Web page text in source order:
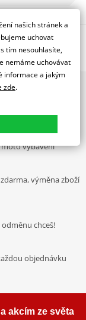
kroužkem.
kromě typu MVXZ).
650, KTM 690
a závody
prakticky pro
Má QX
i náhradní
vybavení
výměna zboží
odměnu chceš!
objednávku
akcím ze světa
našich stránek a
uchovat
tím nesouhlasíte,
nemáme uchovávat
informace a jakým
zde.